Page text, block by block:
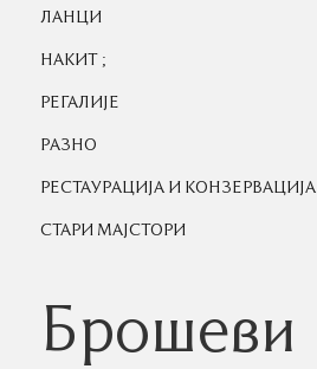
ЛАНЦИ
;
НАКИТ
РЕГАЛИЈЕ
РАЗНО
РЕСТАУРАЦИЈА И КОНЗЕРВАЦИЈА
СТАРИ МАЈСТОРИ
Брошеви